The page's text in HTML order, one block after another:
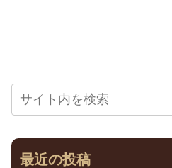
最近の投稿